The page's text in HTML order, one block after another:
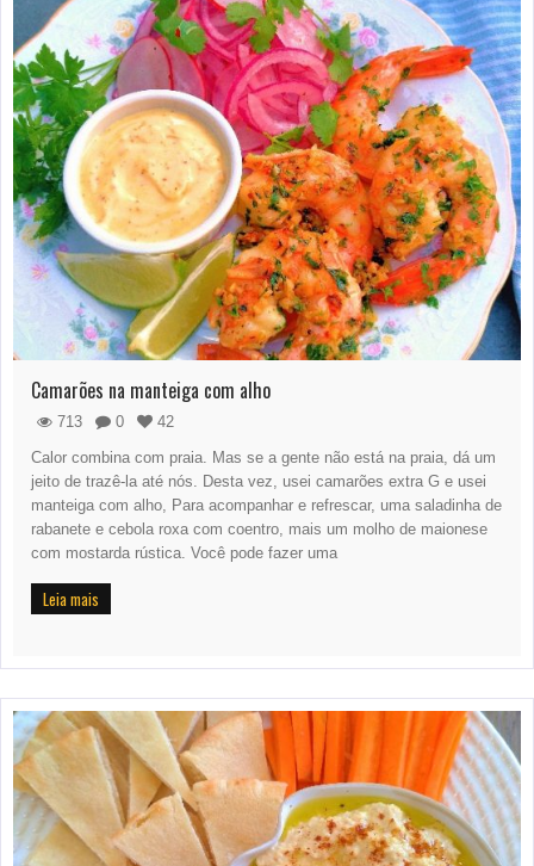
Camarões na manteiga com alho
713 0
42
Calor combina com praia. Mas se a gente não está na praia, dá um
jeito de trazê-la até nós. Desta vez, usei camarões extra G e usei
manteiga com alho, Para acompanhar e refrescar, uma saladinha de
rabanete e cebola roxa com coentro, mais um molho de maionese
com mostarda rústica. Você pode fazer uma
Leia mais